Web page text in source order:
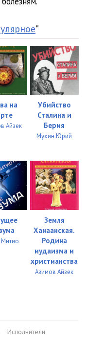
"
на
Айзек
Убийство
Сталина и
Берия
Мухин Юрий
Митио
Земля
Ханаанская.
Родина
иудаизма и
христианства
Азимов Айзек
Исполнители